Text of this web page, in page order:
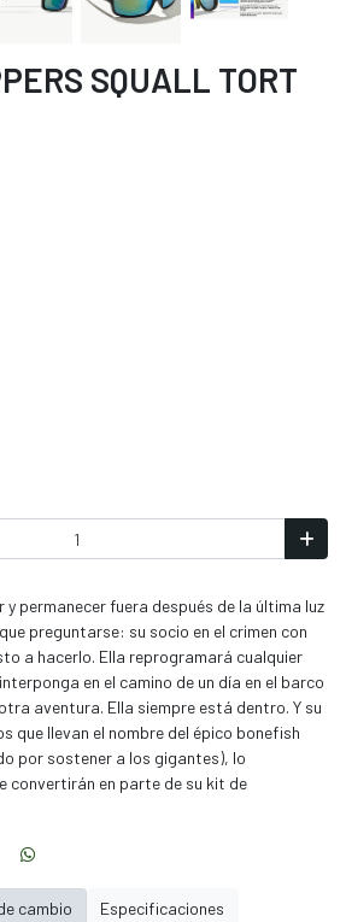
SQUALL TORT
y permanecer fuera después de la última luz
preguntarse: su socio en el crimen con
a hacerlo. Ella reprogramará cualquier
en el camino de un día en el barco
aventura. Ella siempre está dentro. Y su
que llevan el nombre del épico bonefish
por sostener a los gigantes), lo
convertirán en parte de su kit de
cambio Especificaciones